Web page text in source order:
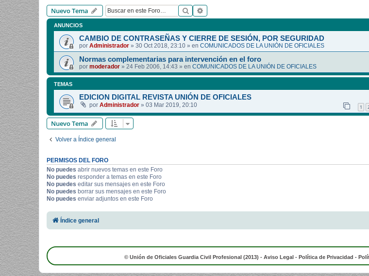
Nuevo Tema Buscar
ANUNCIOS
CAMBIO DE CONTRASEÑAS Y CIERRE DE SESIÓN, POR SEGURIDAD
por Administrador » 30 Oct 2018, 23:10 » en COMUNICADOS DE LA UNIÓN DE OFICIALES
Normas complementarias para intervención en el foro
por moderador » 24 Feb 2006, 14:43 » en COMUNICADOS DE LA UNIÓN DE OFICIALES
TEMAS
EDICION DIGITAL REVISTA UNIÓN DE OFICIALES
por Administrador » 03 Mar 2019, 20:10 1
Nuevo Tema
Volver a Índice general
PERMISOS DEL FORO
No puedes abrir nuevos temas en este Foro
No puedes responder a temas en este Foro
No puedes editar sus mensajes en este Foro
No puedes borrar sus mensajes en este Foro
No puedes enviar adjuntos en este Foro
Índice general
© Unión de Oficiales Guardia Civil Profesional (2013) - Aviso Legal - Política de Privacidad -